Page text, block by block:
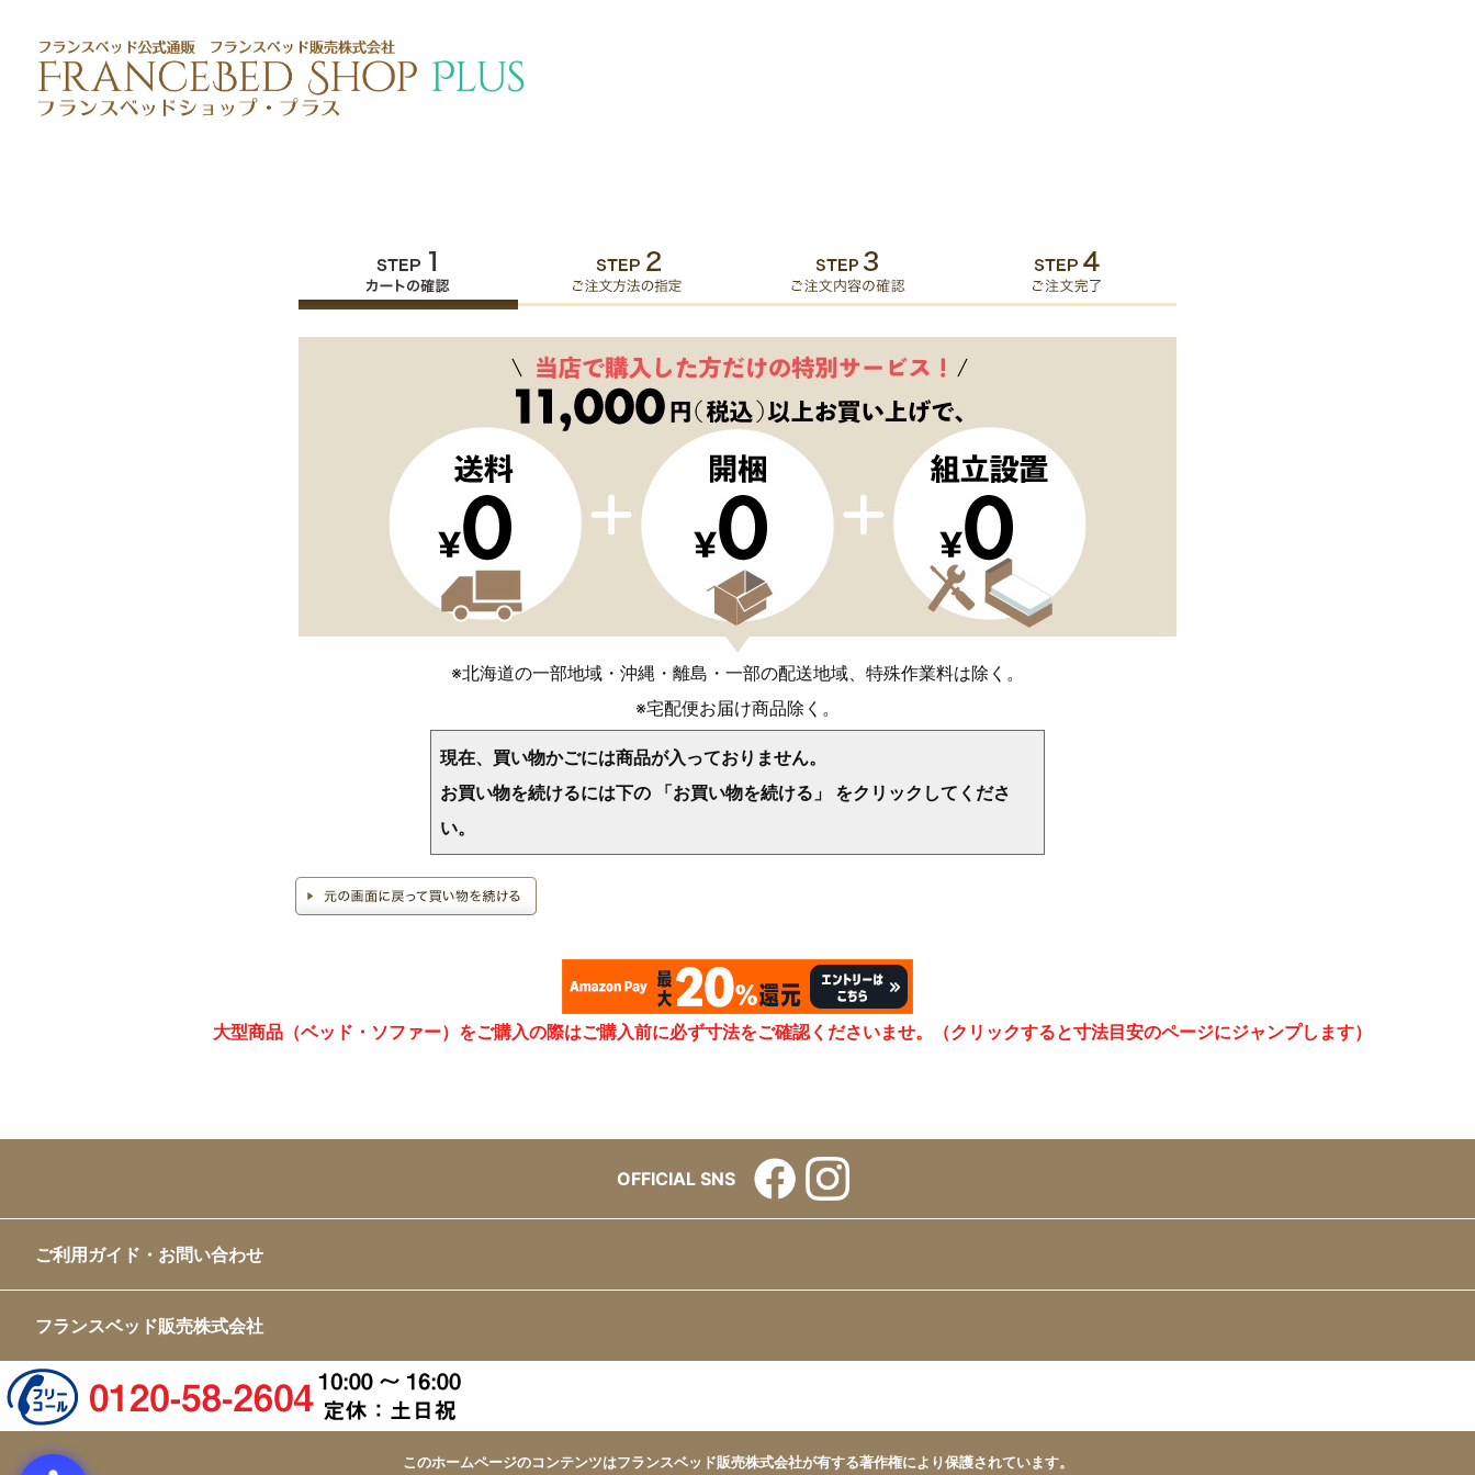
※北海道の一部地域・沖縄・離島・一部の配送地域、特殊作業料は除く。
※宅配便お届け商品除く。
現在、買い物かごには商品が入っておりません。
お買い物を続けるには下の 「お買い物を続ける」 をクリックしてくださ
い。
>
大型商品（ベッド・ソファー）をご購入の際はご購入前に必ず寸法をご確認くださいませ。（クリックすると寸法目安のページにジャンプします）
OFFICIAL SNS
ご利用ガイド・お問い合わせ
フランスベッド販売株式会社
このホームページのコンテンツはフランスベッド販売株式会社が有する著作権により保護されています。